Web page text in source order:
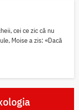
cei ce zic că nu
Moise a zis: «Dacă